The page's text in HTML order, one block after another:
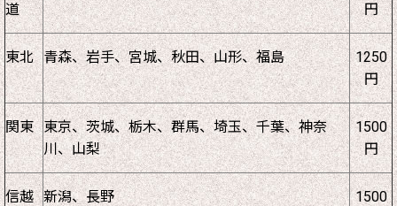
道
円
東北 青森、岩手、宮城、秋田、山形、福島
1250
円
関東
東京、茨城、栃木、群馬、埼玉、千葉、神奈
川、山梨
1500
円
信越 新潟、長野
1500